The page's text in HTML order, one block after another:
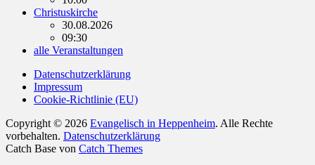
Christuskirche
30.08.2026
09:30
alle Veranstaltungen
Datenschutzerklärung
Impressum
Cookie-Richtlinie (EU)
Copyright © 2026 Evangelisch in Heppenheim. Alle Rechte
vorbehalten. Datenschutzerklärung
Catch Base von Catch Themes